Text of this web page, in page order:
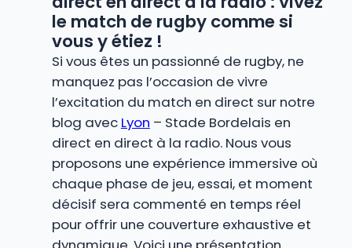
le match de rugby comme si
vous y étiez !
Si vous êtes un passionné de rugby, ne
manquez pas l’occasion de vivre
l’excitation du match en direct sur notre
blog avec Lyon – Stade Bordelais en
direct en direct à la radio. Nous vous
proposons une expérience immersive où
chaque phase de jeu, essai, et moment
décisif sera commenté en temps réel
pour offrir une couverture exhaustive et